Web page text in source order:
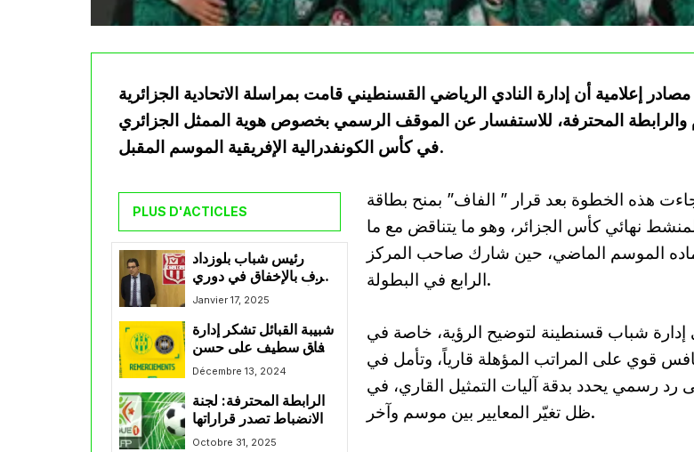
إعلامية أن إدارة النادي الرياضي القسنطيني قامت بمراسلة الاتحادية الجزائرية
والرابطة المحترفة، للاستفسار عن الموقف الرسمي بخصوص هوية الممثل الجزائري
في كأس الكونفدرالية الإفريقية الموسم المقبل.
PLUS D'ACTICLES
رئيس شباب بلوزداد
يعترف بالإخفاق في دوري
الأبطال ويعد بالتعويض
Janvier 17, 2025
شبيبة القبائل تشكر إدارة
وفاق سطيف على حسن
الإستقبال
Décembre 13, 2024
الرابطة المحترفة: لجنة
الانضباط تصدر قراراتها
Octobre 31, 2025
هذه الخطوة بعد قرار ” الفاف” بمنح بطاقة
نهائي كأس الجزائر، وهو ما يتناقض مع ما
الموسم الماضي، حين شارك صاحب المركز
الرابع في البطولة.
شباب قسنطينة لتوضيح الرؤية، خاصة في
قوي على المراتب المؤهلة قارياً، وتأمل في
رد رسمي يحدد بدقة آليات التمثيل القاري، في
ظل تغيّر المعايير بين موسم وآخر.